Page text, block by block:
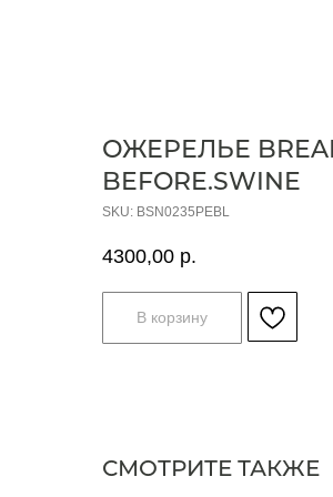
ОЖЕРЕЛЬЕ
BEFORE.SWINE
SKU: BSN0235PEBL
4300,00 р.
В корзину
СМОТРИТЕ ТАКЖЕ